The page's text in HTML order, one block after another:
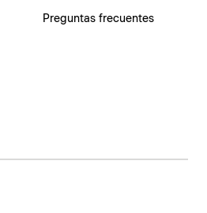
Preguntas frecuentes